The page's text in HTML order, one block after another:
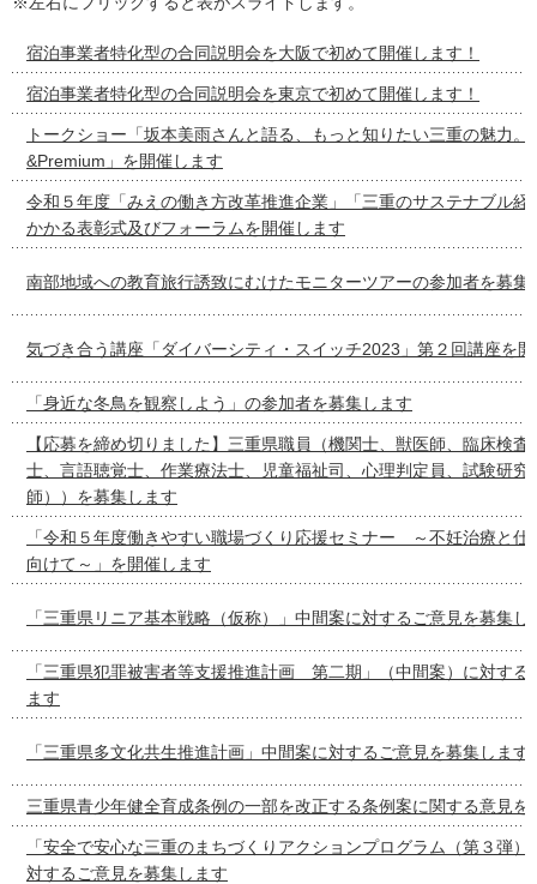
宿泊事業者特化型の合同説明会を大阪で初めて開催します！
宿泊事業者特化型の合同説明会を東京で初めて開催します！
トークショー「坂本美雨さんと語る、もっと知りたい三重の魅力
&Premium」を開催します
令和５年度「みえの働き方改革推進企業」「三重のサステナブル経
かかる表彰式及びフォーラムを開催します
南部地域への教育旅行誘致にむけたモニターツアーの参加者を募集
気づき合う講座「ダイバーシティ・スイッチ2023」第２回講座を
「身近な冬鳥を観察しよう」の参加者を募集します
【応募を締め切りました】三重県職員（機関士、獣医師、臨床検
士、言語聴覚士、作業療法士、児童福祉司、心理判定員、試験研究
師））を募集します
「令和５年度働きやすい職場づくり応援セミナー ～不妊治療と仕
向けて～」を開催します
「三重県リニア基本戦略（仮称）」中間案に対するご意見を募集し
「三重県犯罪被害者等支援推進計画 第二期」（中間案）に対する
ます
「三重県多文化共生推進計画」中間案に対するご意見を募集します
三重県青少年健全育成条例の一部を改正する条例案に関する意見を
「安全で安心な三重のまちづくりアクションプログラム（第３弾
対するご意見を募集します